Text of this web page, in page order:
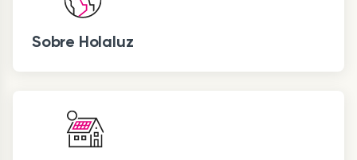
Sobre Holaluz